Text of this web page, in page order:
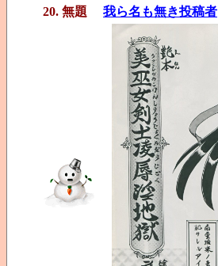
20. 無題 我ら名も無き投稿者